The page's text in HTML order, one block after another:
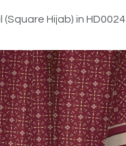
Hijab) in HD0024